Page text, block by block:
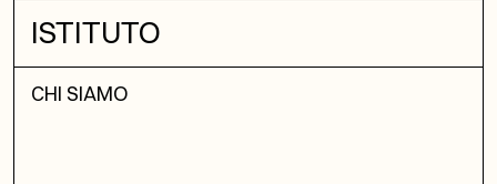
ISTITUTO
CHI SIAMO